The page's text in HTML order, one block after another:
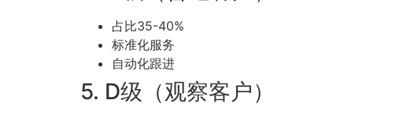
占比35-40%
标准化服务
自动化跟进
5. D级（观察客户）